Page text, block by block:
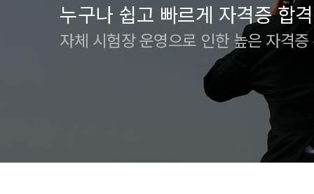
누구나 쉽고 빠르게 자격증 합
자체 시험장 운영으로 인한 높은 자격